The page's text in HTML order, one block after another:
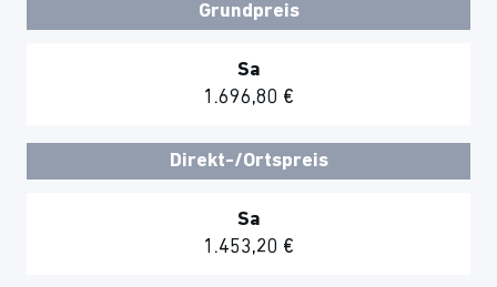
Grundpreis
Sa
1.696,80 €
Direkt-/Ortspreis
Sa
1.453,20 €